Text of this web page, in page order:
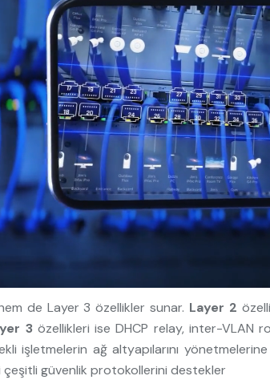
de Layer 3 özellikler sunar. Layer 2
3 özellikleri ise DHCP relay, inter-VLAN
işletmelerin ağ altyapılarını
çeşitli güvenlik protokollerini destekler